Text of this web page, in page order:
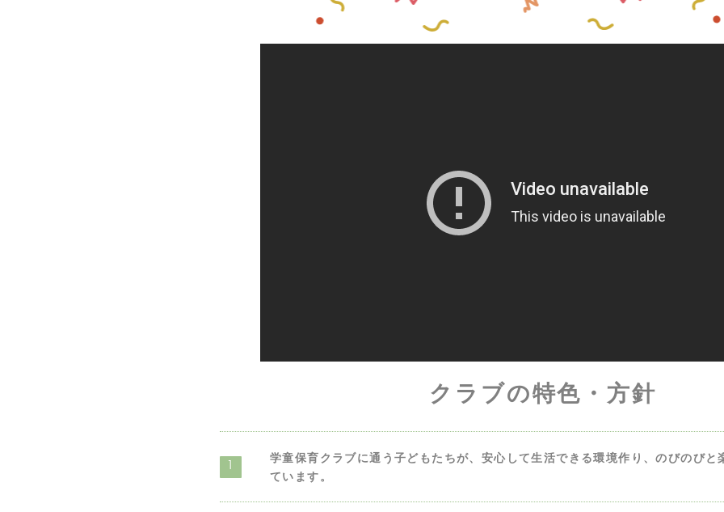
クラブの特色・方針
1
学童保育クラブに通う子どもたちが、安心して生活できる環境作り、のびのびと
ています。